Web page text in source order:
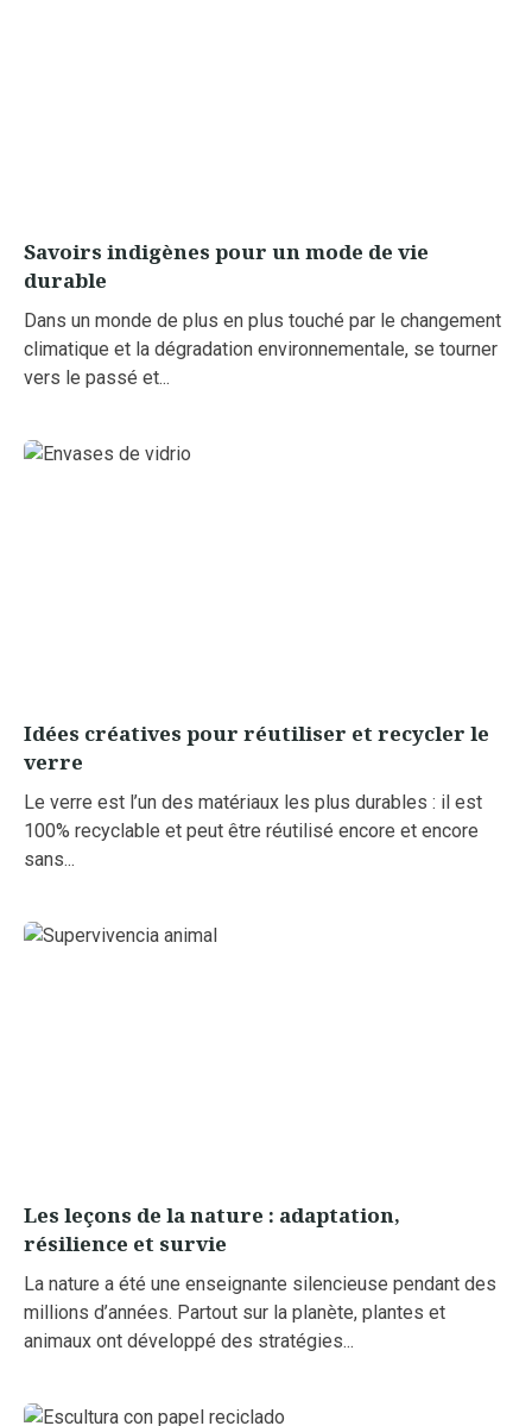
Savoirs indigènes pour un mode de vie
durable
Dans un monde de plus en plus touché par le changement
climatique et la dégradation environnementale, se tourner
vers le passé et...
Idées créatives pour réutiliser et recycler le
verre
Le verre est l’un des matériaux les plus durables : il est
100% recyclable et peut être réutilisé encore et encore
sans...
Les leçons de la nature : adaptation,
résilience et survie
La nature a été une enseignante silencieuse pendant des
millions d’années. Partout sur la planète, plantes et
animaux ont développé des stratégies...